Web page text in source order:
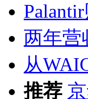
两年营
从
推荐